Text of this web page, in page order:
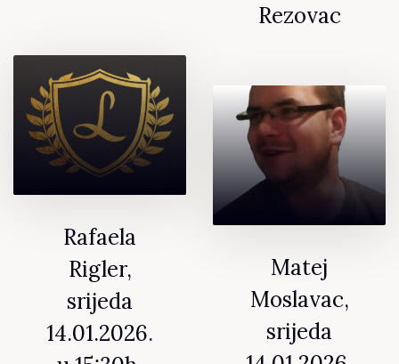
Rezovac
Rafaela
Rigler,
srijeda
14.01.2026.
Matej
Moslavac,
srijeda